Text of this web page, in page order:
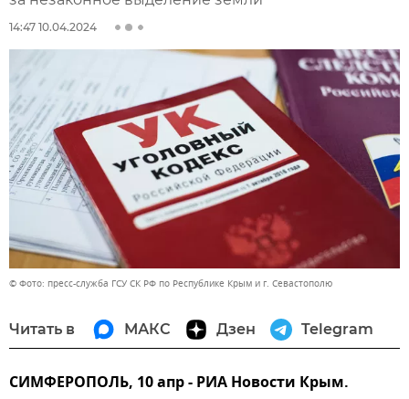
14:47 10.04.2024
© Фото: пресс-служба ГСУ СК РФ по Республике Крым и г. Севастополю
Читать в МАКС Дзен Telegram
СИМФЕРОПОЛЬ, 10 апр - РИА Новости Крым.